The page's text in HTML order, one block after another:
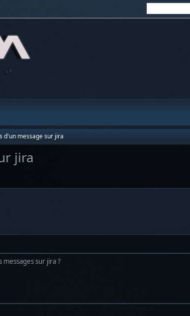
d'un message sur jira
jira
sur jira ?